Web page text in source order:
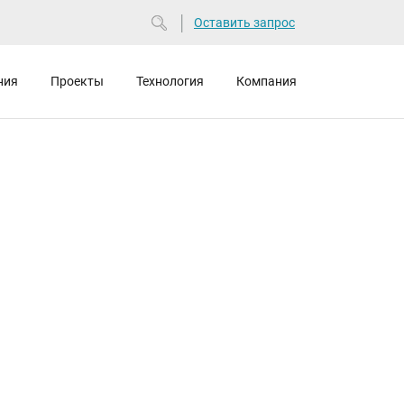
Оставить запрос
Проекты Технология Компания